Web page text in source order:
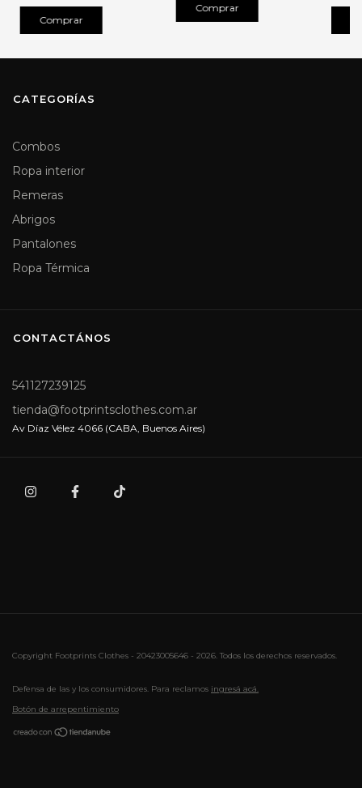
Comprar
Comprar
CATEGORÍAS
Combos
Ropa interior
Remeras
Abrigos
Pantalones
Ropa Térmica
CONTACTÁNOS
541127239125
tienda@footprintsclothes.com.ar
Av Díaz Vélez 4066 (CABA, Buenos Aires)
Copyright Footprints Clothes - 20423005646 - 2026. Todos los derechos reservados.
Defensa de las y los consumidores. Para reclamos ingresá acá.
Botón de arrepentimiento